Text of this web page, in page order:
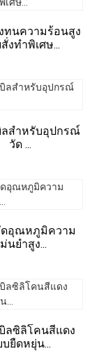
ทนความร้อนสูง
งทำพิเศษ...
ลสำหรับอุปกรณ์
วัด ...
ดอุณหภูมิความ
นยำสูง...
บิลซิลิโคนสีแดง
บยืดหยุ่น...